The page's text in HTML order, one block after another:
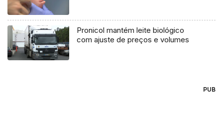
Pronicol mantém leite biológico
com ajuste de preços e volumes
PUB